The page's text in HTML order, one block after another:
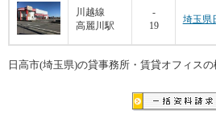
川越線
高麗川駅
-
19
埼玉県
日高市(埼玉県)の貸事務所・賃貸オフィスの